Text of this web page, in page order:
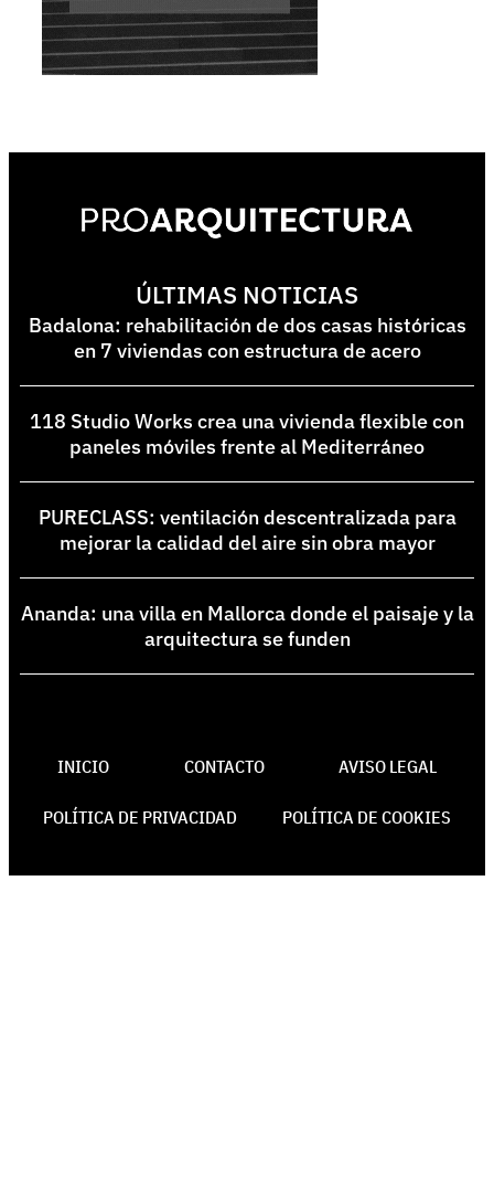
ÚLTIMAS NOTICIAS
Badalona: rehabilitación de dos casas históricas
en 7 viviendas con estructura de acero
118 Studio Works crea una vivienda flexible con
paneles móviles frente al Mediterráneo
PURECLASS: ventilación descentralizada para
mejorar la calidad del aire sin obra mayor
Ananda: una villa en Mallorca donde el paisaje y la
arquitectura se funden
INICIO CONTACTO AVISO LEGAL
POLÍTICA DE PRIVACIDAD POLÍTICA DE COOKIES